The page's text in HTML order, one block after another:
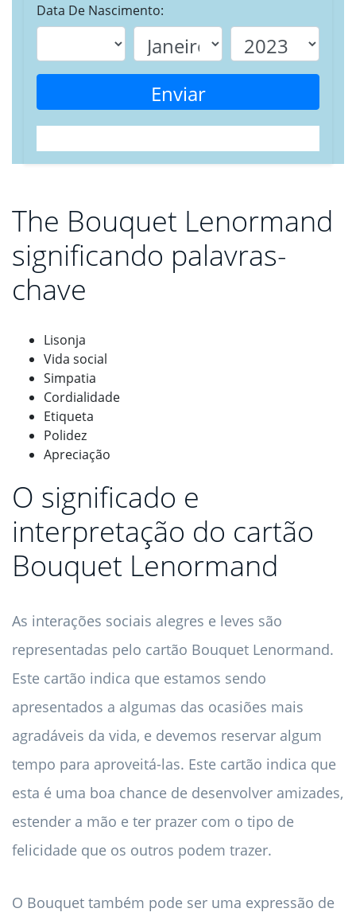
Data De Nascimento:
Enviar
The Bouquet Lenormand
significando palavras-
chave
Lisonja
Vida social
Simpatia
Cordialidade
Etiqueta
Polidez
Apreciação
O significado e
interpretação do cartão
Bouquet Lenormand
As interações sociais alegres e leves são
representadas pelo cartão Bouquet Lenormand.
Este cartão indica que estamos sendo
apresentados a algumas das ocasiões mais
agradáveis ​​da vida, e devemos reservar algum
tempo para aproveitá-las. Este cartão indica que
esta é uma boa chance de desenvolver amizades,
estender a mão e ter prazer com o tipo de
felicidade que os outros podem trazer.
O Bouquet também pode ser uma expressão de